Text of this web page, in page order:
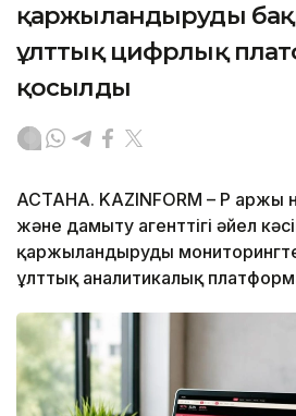
қаржыландыруды
ұлттық цифрлық
қосылды
АСТАНА. KAZINFORM – ҚР Қаржы
және дамыту агенттігі әйел
қаржыландыруды
ұлттық аналитикалық